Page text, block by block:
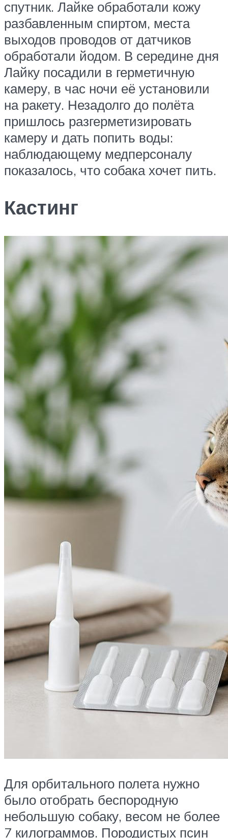
спутник. Лайке обработали кожу
разбавленным спиртом, места
выходов проводов от датчиков
обработали йодом. В середине дня
Лайку посадили в герметичную
камеру, в час ночи её установили
на ракету. Незадолго до полёта
пришлось разгерметизировать
камеру и дать попить воды:
наблюдающему медперсоналу
показалось, что собака хочет пить.
Кастинг
Для орбитального полета нужно
было отобрать беспородную
небольшую собаку, весом не более
7 килограммов. Породистых псин